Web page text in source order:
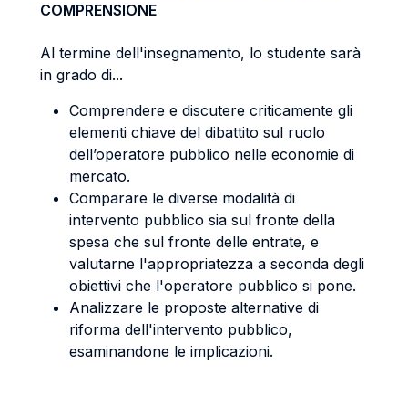
COMPRENSIONE
Al termine dell'insegnamento, lo studente sarà
in grado di...
Comprendere e discutere criticamente gli
elementi chiave del dibattito sul ruolo
dell’operatore pubblico nelle economie di
mercato.
Comparare le diverse modalità di
intervento pubblico sia sul fronte della
spesa che sul fronte delle entrate, e
valutarne l'appropriatezza a seconda degli
obiettivi che l'operatore pubblico si pone.
Analizzare le proposte alternative di
riforma dell'intervento pubblico,
esaminandone le implicazioni.